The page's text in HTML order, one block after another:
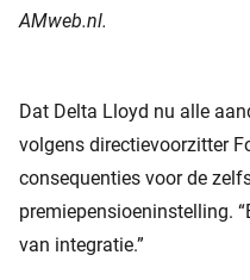
AMweb.nl.
Dat Delta Lloyd nu alle
volgens directievoorzitter
consequenties voor de
premiepensioeninstelling.
van integratie.”